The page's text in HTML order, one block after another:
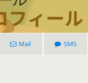
Mail SMS